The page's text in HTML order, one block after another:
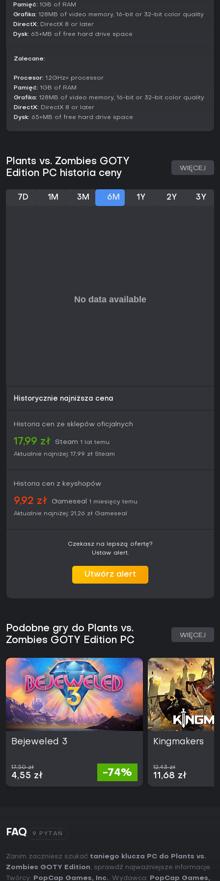
Mini-Games to krótkie wyzwania z pokręconymi zasadami,
jak niewidzialne zombie czy puzzle z portalami. Tryb Puzzle
skupia się na łamigłówkach, w tym vasebreaker, gdzie
sprawdza wytrzymałość w nieskończonych falach, a Zen
monety, bez presji walki.
Zbieranie zasobów napędza progresję: monety z
pokonanych zombie pozwalają kupować w sklepie Crazy
dodatki jak bonusowy teledysk podkreślają lekki ton.
Replayability zapewniają losowe elementy, gwarantując
Dźwięki idealnie współgrają z grafiką - chwytliwa ścieżka
dźwiękowa i zabawne pomruki zombie dodają uroku.
Osiągnięcia odblokowują się za konkretne wyczyny,
Czy warto grać?
szukających wypolerowanej klasyki czy weteranów
Pamięć: 1GB of RAM
Grafika: 128MB of video memory, 16-bit or 32-bit color quality
DirectX: DirectX 8 or later
Dysk: 65+MB of free hard drive space
Zalecane:
Procesor: 1.2GHz+ processor
Pamięć: 1GB of RAM
Grafika: 128MB of video memory, 16-bit or 32-bit color quality
DirectX: DirectX 8 or later
Dysk: 65+MB of free hard drive space
Plants vs. Zombies GOTY
Edition PC historia ceny
WIĘCEJ
7D 1M 3M 6M 1Y 2Y 3Y
Historycznie najniższa cena
Historia cen ze sklepów oficjalnych
17,99 zł Steam 1 lat temu
Aktualnie najniżej: 17,99 zł Steam
Historia cen z keyshopów
9,92 zł Gameseal
1 miesięcy temu
Aktualnie najniżej: 21,26 zł Gameseal
Czekasz na lepszą ofertę?
Ustaw alert.
Utwórz alert
Podobne gry do Plants vs.
Zombies GOTY Edition PC
WIĘCEJ
Bejeweled 3
17,50 zł
4,55 zł -74%
Kingmakers
12,43 zł
11,68 zł
FAQ 9 PYTAŃ
Zanim zaczniesz szukać taniego klucza PC do Plants vs.
Zombies GOTY Edition, sprawdź najważniejsze informacje.
Twórcy:
PopCap Games, Inc.. Wydawca: PopCap Games,